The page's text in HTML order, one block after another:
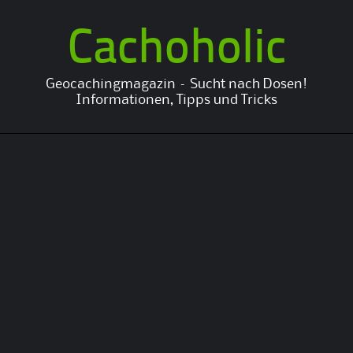
Cachoholic
Geocachingmagazin – Sucht nach Dosen!
Informationen, Tipps und Tricks